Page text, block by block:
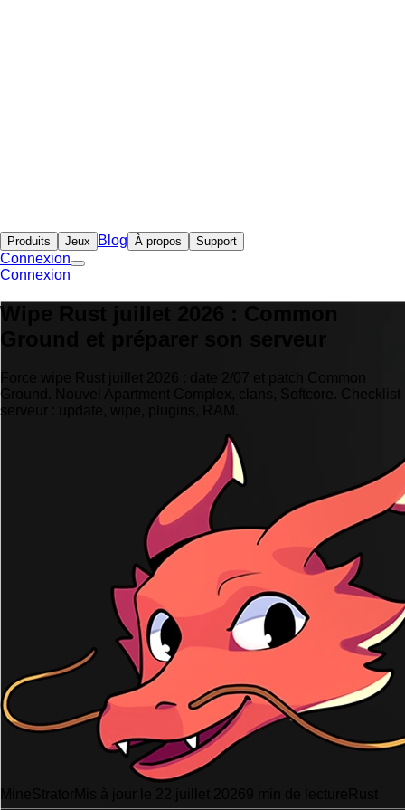
Produits Jeux Blog À propos Support
Connexion
Connexion
Wipe Rust juillet 2026 : Common
Ground et préparer son serveur
Force wipe Rust juillet 2026 : date 2/07 et patch Common
Ground. Nouvel Apartment Complex, clans, Softcore. Checklist
serveur : update, wipe, plugins, RAM.